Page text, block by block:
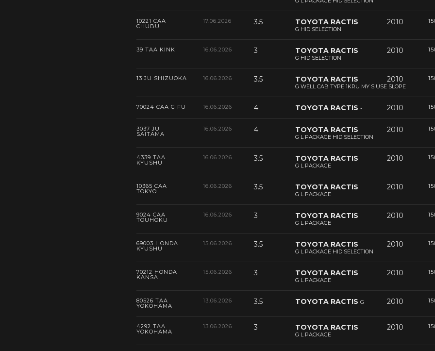
10221 CAA
CHUBU
17.06.2026 3.5 TOYOTA RACTIS
G HID SELECTION
2010
39 TAA KINKI 16.06.2026 3 TOYOTA RACTIS
G HID SELECTION
2010
13 JU SHIZUOKA 16.06.2026 3.5 TOYOTA RACTIS
G WELL CAB TYPE 1KRU MY S USE SLOPE
2010
70024 CAA GIFU 16.06.2026 4 TOYOTA RACTIS- 2010
3037 JU
SAITAMA
16.06.2026 4 TOYOTA RACTIS
G L PACKAGE HID SELECTION
2010
4339 TAA
KYUSHU
16.06.2026 3.5 TOYOTA RACTIS
G L PACKAGE
2010
10365 CAA
TOKYO
16.06.2026 3.5 TOYOTA RACTIS
G L PACKAGE
2010
9024 CAA
TOUHOKU
16.06.2026 3 TOYOTA RACTIS
G L PACKAGE
2010
69003 HONDA
KYUSHU
15.06.2026 3.5 TOYOTA RACTIS
G L PACKAGE HID SELECTION
2010
70212 HONDA
KANSAI
15.06.2026 3 TOYOTA RACTIS
G L PACKAGE
2010
80526 TAA
YOKOHAMA
13.06.2026 3.5 TOYOTA RACTISG 2010
4292 TAA
YOKOHAMA
13.06.2026 3 TOYOTA RACTIS
G L PACKAGE
2010